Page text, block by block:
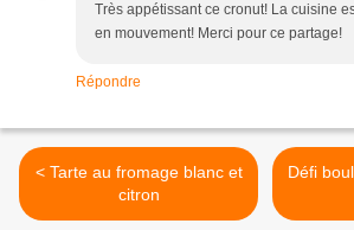
Très appétissant ce cronut! La cuisine
en mouvement! Merci pour ce partage!
Répondre
< Tarte au fromage blanc et
citron